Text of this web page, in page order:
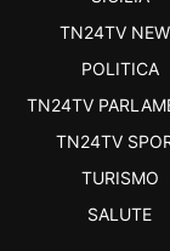
TN24TV
POLITICA
TN24TV
TN24TV
TURISMO
SALUTE